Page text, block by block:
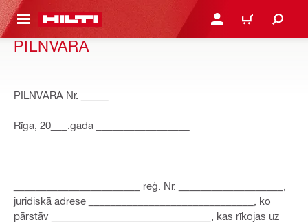
SATURU PIESLĒGTIES VAI
IEPIRKŠANĀS
PILNVARA
PILNVARA Nr. _____
Rīga, 20___.gada _________________
_______________________ reģ. Nr. ___________________,
juridiskā adrese ______________________________, ko
pārstāv _____________________________, kas rīkojas uz